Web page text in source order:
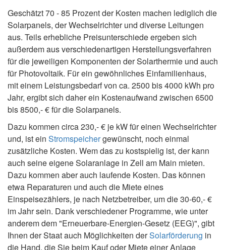
Geschätzt 70 - 85 Prozent der Kosten machen lediglich die
Solarpanels, der Wechselrichter und diverse Leitungen
aus. Teils erhebliche Preisunterschiede ergeben sich
außerdem aus verschiedenartigen Herstellungsverfahren
für die jeweiligen Komponenten der Solarthermie und auch
für Photovoltaik. Für ein gewöhnliches Einfamilienhaus,
mit einem Leistungsbedarf von ca. 2500 bis 4000 kWh pro
Jahr, ergibt sich daher ein Kostenaufwand zwischen 6500
bis 8500,- € für die Solarpanels.
Dazu kommen circa 230,- € je kW für einen Wechselrichter
und, ist ein Stromspeichergewünscht, noch einmal
zusätzliche Kosten. Wem das zu kostspielig ist, der kann
auch seine eigene Solaranlage in Zell am Main mieten.
Dazu kommen aber auch laufende Kosten. Das können
etwa Reparaturen und auch die Miete eines
Einspeisezählers, je nach Netzbetreiber, um die 30-60,- €
im Jahr sein. Dank verschiedener Programme, wie unter
anderem dem "Erneuerbare-Energien-Gesetz (EEG)", gibt
Ihnen der Staat auch Möglichkeiten derSolarförderung in
die Hand, die Sie beim Kauf oder Miete einer Anlage